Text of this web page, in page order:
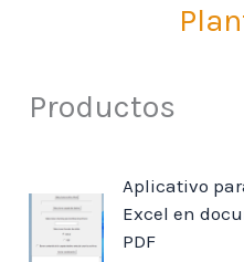
Productos
Aplicativo
Excel en
PDF